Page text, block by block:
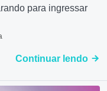
para ingressar
Continuar lendo